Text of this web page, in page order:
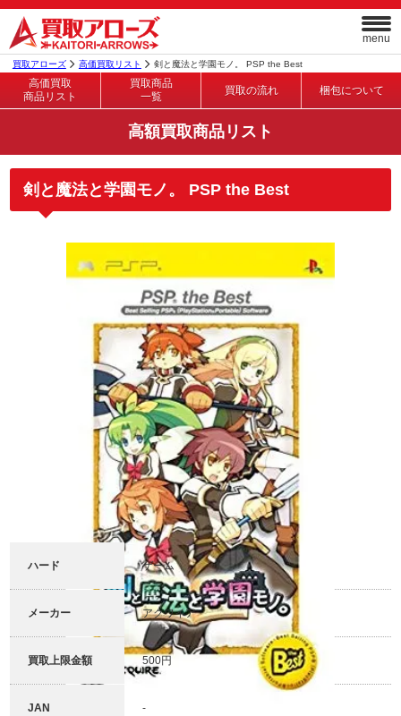
menu
買取アローズ 高価買取リスト 剣と魔法と学園モノ。 PSP the Best
高価買取
商品リスト
買取商品
一覧
買取の流れ 梱包について
高額買取商品リスト
剣と魔法と学園モノ。 PSP the Best
ハード ゲーム
メーカー アクワイア
買取上限金額 500円
JAN -